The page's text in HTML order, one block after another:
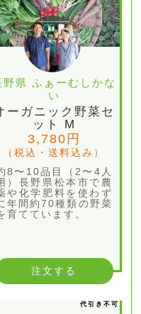
野県 ふぁーむしかな
い
ーガニック野菜セ
ット M
3,780円
（税込・送料込み）
8〜10品目（2〜4人
）長野県松本市で農
や化学肥料を使わず
年間約70種類の野菜
育てています。
注文する
代引き不可